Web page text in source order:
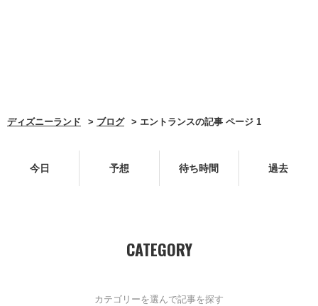
ディズニーランド ブログ エントランスの記事 ページ 1
今日 予想 待ち時間 過去
CATEGORY
カテゴリーを選んで記事を探す